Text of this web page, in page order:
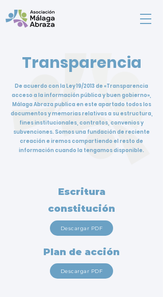
Transparencia
De acuerdo con la Ley 19/2013 de «Transparencia
acceso a la información pública y buen gobierno»,
Málaga Abraza publica en este apartado todos los
documentos y memorias relativas a su estructura,
fines institucionales, contratos, convenios y
subvenciones. Somos una fundación de reciente
creación e iremos compartiendo el resto de
información cuando la tengamos disponible.
Escritura
constitución
Descargar PDF
Plan de acción
Descargar PDF